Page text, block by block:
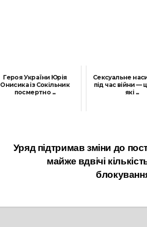
Героя України Юрія
Онисика із Сокільник
посмертно ...
Сексуальне
під час війни —
які ...
Уряд підтримав зміни до
майже вдвічі